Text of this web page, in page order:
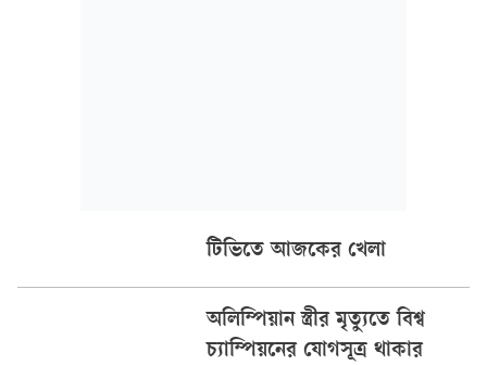
টিভিতে আজকের খেলা
অলিম্পিয়ান স্ত্রীর মৃত্যুতে বিশ্ব
চ্যাম্পিয়নের যোগসূত্র থাকার